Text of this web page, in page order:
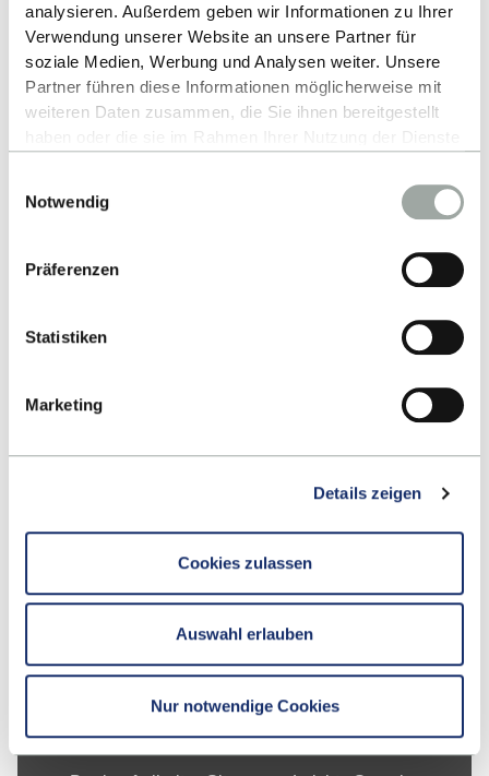
analysieren. Außerdem geben wir Informationen zu Ihrer
Verwendung unserer Website an unsere Partner für
soziale Medien, Werbung und Analysen weiter. Unsere
Partner führen diese Informationen möglicherweise mit
weiteren Daten zusammen, die Sie ihnen bereitgestellt
Alles zum Thema Cookies und personenbezogene
Datenverarbeitung entnehmen Sie unserer
Notwendig
Präferenzen
Statistiken
Marketing
Details zeigen
Cookies zulassen
Auswahl erlauben
Nur notwendige Cookies
Forschung
Unternehmen
Die ESB
Impressum Datenschutzerklärung